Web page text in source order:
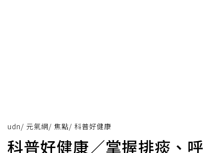
udn/ 元氣網/ 焦點/ 科普好健康
科普好健康／掌握排痰、呼